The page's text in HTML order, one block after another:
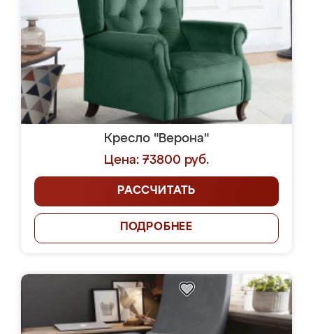
Кресло "Верона"
Цена: 73800 руб.
РАССЧИТАТЬ
ПОДРОБНЕЕ